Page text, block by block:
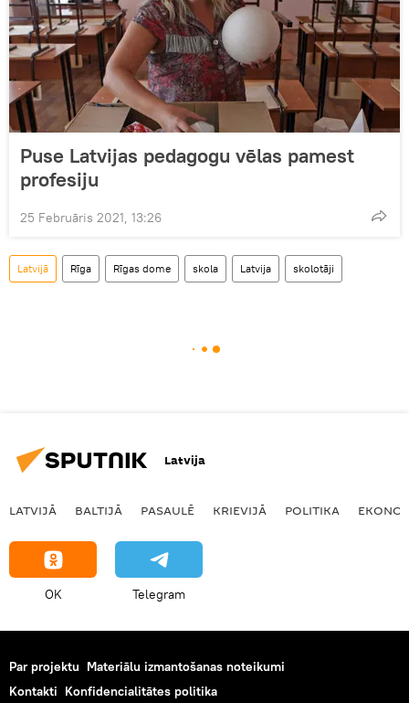
Puse Latvijas pedagogu vēlas pamest
profesiju
25 Februāris 2021, 13:26
Latvijā Rīga Rīgas dome skola Latvija skolotāji
Latvija
LATVIJĀ BALTIJĀ PASAULĒ KRIEVIJĀ POLITIKA
OK Telegram
Par projektu Materiālu izmantošanas noteikumi
Kontakti Konfidencialitātes politika